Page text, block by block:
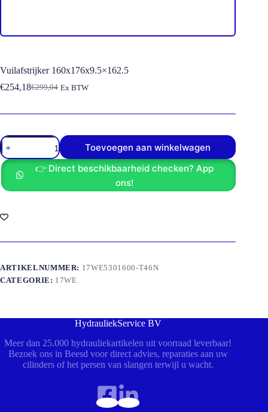
Vuilafstrijker 160x176x9.5×162.5
€299,04
Oorspronkelijke
was:
€254,18Huidige
is:
Ex BTW
Vuilafstrijker
160x176x9.5x162.5
aantal
Toevoegen aan winkelwagen
👉 Direct beschikbaarheid checken? App
ons!
ARTIKELNUMMER: 17WE5301600-T46N
CATEGORIE: 17WE
HydrauliekService BV
Meer dan 25.000 hydrauliekartikelen uit voorraad leverbaar!
Bezoek ons in Beesd voor direct advies, reparaties aan uw
cilinders of het persen van slangen terwijl u wacht.